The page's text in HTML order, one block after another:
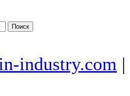
industry.com |